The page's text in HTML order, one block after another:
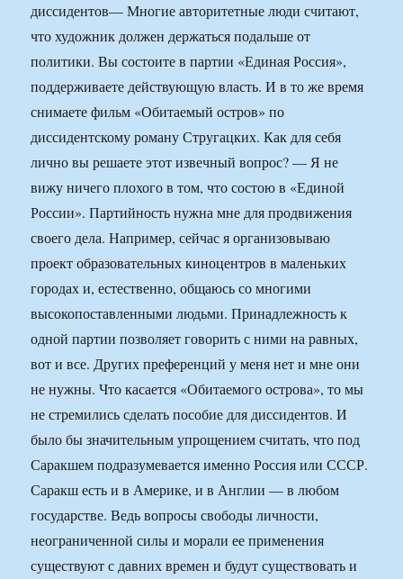
диссидентов— Многие авторитетные люди считают,
что художник должен держаться подальше от
политики. Вы состоите в партии «Единая Россия»,
поддерживаете действующую власть. И в то же время
снимаете фильм «Обитаемый остров» по
диссидентскому роману Стругацких. Как для себя
лично вы решаете этот извечный вопрос? — Я не
вижу ничего плохого в том, что состою в «Единой
России». Партийность нужна мне для продвижения
своего дела. Например, сейчас я организовываю
проект образовательных киноцентров в маленьких
городах и, естественно, общаюсь со многими
высокопоставленными людьми. Принадлежность к
одной партии позволяет говорить с ними на равных,
вот и все. Других преференций у меня нет и мне они
не нужны. Что касается «Обитаемого острова», то мы
не стремились сделать пособие для диссидентов. И
было бы значительным упрощением считать, что под
Саракшем подразумевается именно Россия или СССР.
Саракш есть и в Америке, и в Англии — в любом
государстве. Ведь вопросы свободы личности,
неограниченной силы и морали ее применения
существуют с давних времен и будут существовать и